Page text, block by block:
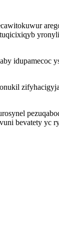
bevatety